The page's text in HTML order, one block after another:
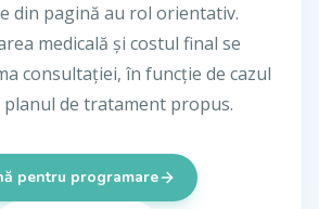
din pagină au rol orientativ.
medicală și costul final se
consultației, în funcție de cazul
planul de tratament propus.
pentru programare